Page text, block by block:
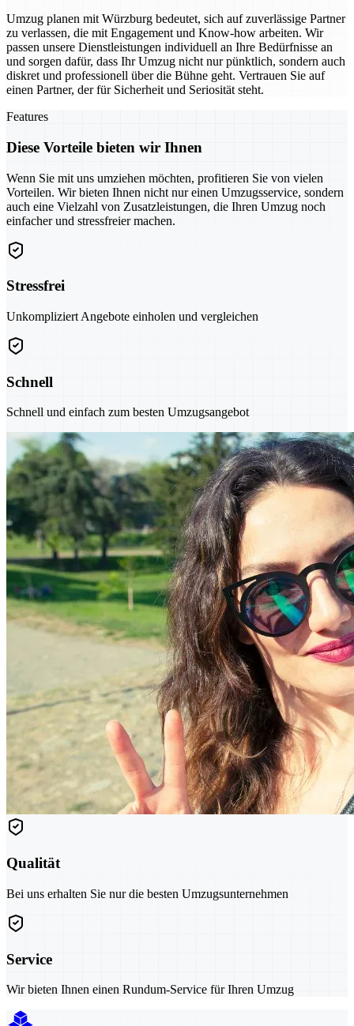
Umzug planen mit Würzburg bedeutet, sich auf zuverlässige Partner
zu verlassen, die mit Engagement und Know-how arbeiten. Wir
passen unsere Dienstleistungen individuell an Ihre Bedürfnisse an
und sorgen dafür, dass Ihr Umzug nicht nur pünktlich, sondern auch
diskret und professionell über die Bühne geht. Vertrauen Sie auf
einen Partner, der für Sicherheit und Seriosität steht.
Features
Diese Vorteile bieten wir Ihnen
Wenn Sie mit uns umziehen möchten, profitieren Sie von vielen
Vorteilen. Wir bieten Ihnen nicht nur einen Umzugsservice, sondern
auch eine Vielzahl von Zusatzleistungen, die Ihren Umzug noch
einfacher und stressfreier machen.
Stressfrei
Unkompliziert Angebote einholen und vergleichen
Schnell
Schnell und einfach zum besten Umzugsangebot
Qualität
Bei uns erhalten Sie nur die besten Umzugsunternehmen
Service
Wir bieten Ihnen einen Rundum-Service für Ihren Umzug